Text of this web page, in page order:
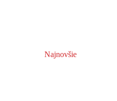
Najnovšie